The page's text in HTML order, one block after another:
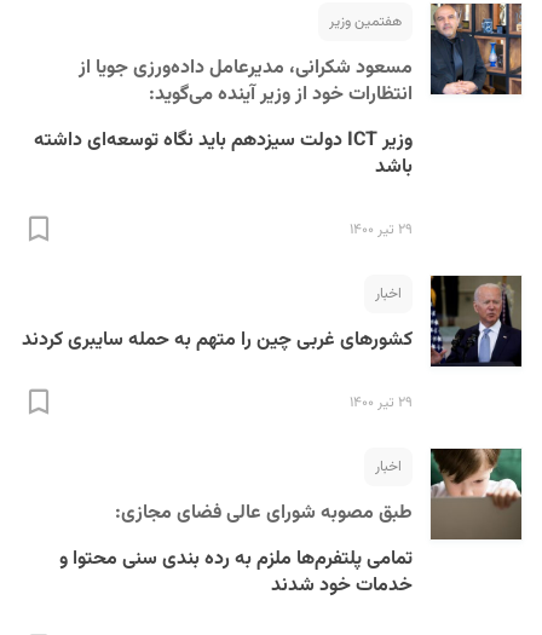
هفتمین وزیر
مسعود شکرانی، مدیرعامل داده‌ورزی جویا از
انتظارات خود از وزیر آینده می‌گوید:
وزیر ICT دولت سیزدهم باید نگاه توسعه‌ای داشته
باشد
۲۹ تیر ۱۴۰۰
اخبار
کشور‌های غربی چین را متهم به حمله سایبری کردند
۲۹ تیر ۱۴۰۰
اخبار
طبق مصوبه شورای عالی فضای مجازی:
تمامی پلتفرم‌ها ملزم به رده بندی سنی محتوا و
خدمات خود شدند